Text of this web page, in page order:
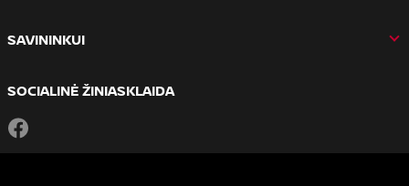
SAVININKUI
SOCIALINĖ ŽINIASKLAIDA